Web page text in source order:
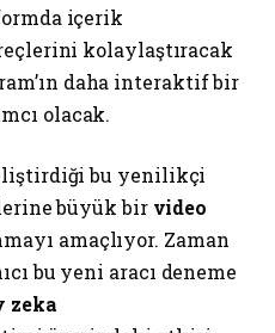
içerik
kolaylaştıracak
daha interaktif bir
olacak.
bu yenilikçi
büyük bir video
amaçlıyor. Zaman
bu yeni aracı deneme
zeka